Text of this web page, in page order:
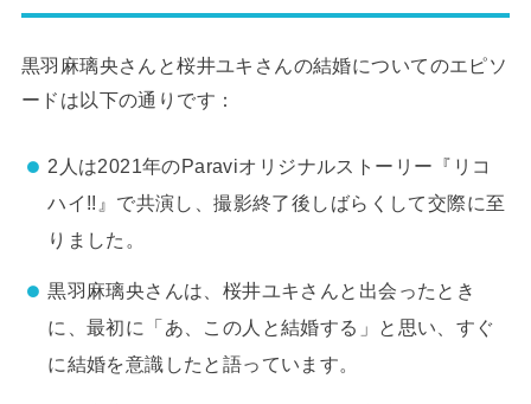
黒羽麻璃央さんと桜井ユキさんの結婚についてのエピソ
ードは以下の通りです：
2人は2021年のParaviオリジナルストーリー『リコ
ハイ!!』で共演し、撮影終了後しばらくして交際に至
りました。
黒羽麻璃央さんは、桜井ユキさんと出会ったとき
に、最初に「あ、この人と結婚する」と思い、すぐ
に結婚を意識したと語っています。